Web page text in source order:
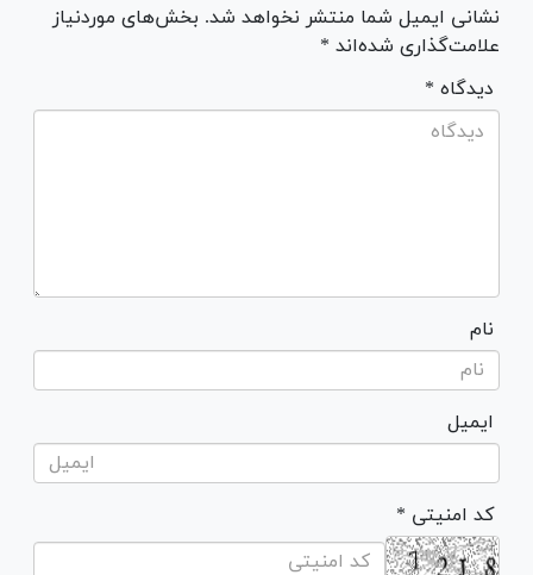
نشانی ایمیل شما منتشر نخواهد شد. بخش‌های موردنیاز
علامت‌گذاری شده‌اند *
* دیدگاه
نام
ایمیل
* کد امنیتی